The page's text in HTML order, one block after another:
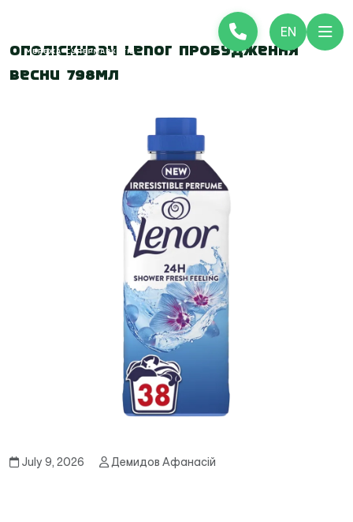
EN
Ополіскувач Lenor Пробудження
весни 798мл
July 9, 2026 Демидов Афанасій